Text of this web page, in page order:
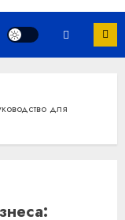
для